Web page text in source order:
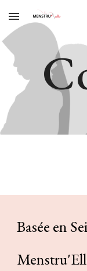
Skip to main content
Basée en